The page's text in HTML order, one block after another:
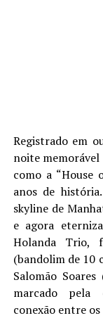
Registrado em
noite memorável
como a “House
anos de
skyline de
e agora
Holanda Trio,
(bandolim de 10
Salomão
marcado pela
conexão entre os